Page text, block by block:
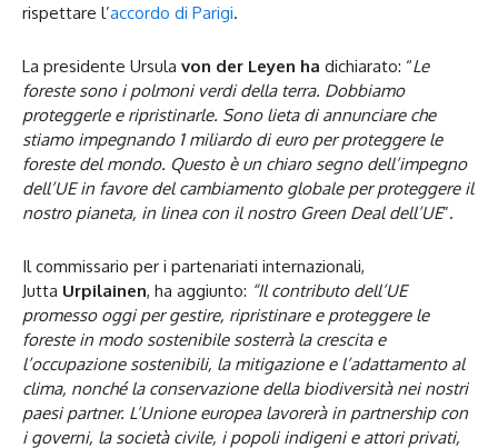
rispettare l’accordo di Parigi.
La presidente Ursula von der Leyen ha dichiarato: “Le
foreste sono i polmoni verdi della terra. Dobbiamo
proteggerle e ripristinarle. Sono lieta di annunciare che
stiamo impegnando 1 miliardo di euro per proteggere le
foreste del mondo. Questo è un chiaro segno dell’impegno
dell’UE in favore del cambiamento globale per proteggere il
nostro pianeta, in linea con il nostro Green Deal dell’UE”.
Il commissario per i partenariati internazionali,
Jutta Urpilainen, ha aggiunto: “Il contributo dell’UE
promesso oggi per gestire, ripristinare e proteggere le
foreste in modo sostenibile sosterrà la crescita e
l’occupazione sostenibili, la mitigazione e l’adattamento al
clima, nonché la conservazione della biodiversità nei nostri
paesi partner. L’Unione europea lavorerà in partnership con
i governi, la società civile, i popoli indigeni e attori privati,